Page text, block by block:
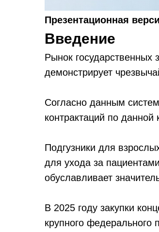
Презентационная
Введение
Рынок государственных
демонстрирует
Согласно данным
контрактаций по данной
Подгузники для
для ухода за
обуславливает
В 2025 году закупки
крупного федерального